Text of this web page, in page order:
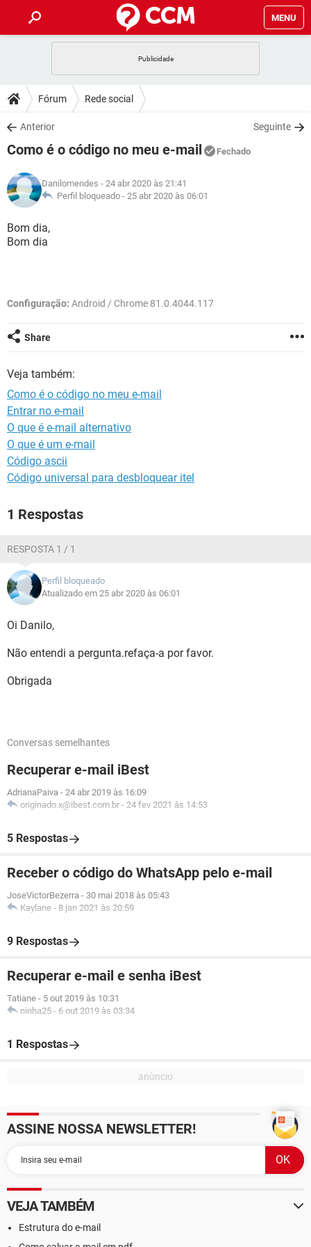
MENU
CELULAR
OUTLOOK
INSTAGRAM GMAIL
GUIA DE COMPRAS
DICAS
JOGOS
INSTAGRAM GMAIL
GUIA DE COMPRAS
DOWNLOADS
JOGOS WHATSAPP
CELULAR
OUTLOOK EXCEL
INSTAGRAM
GUIA DE COMPRAS
JOGOS WHATSAPP
CELULAR
OUTLOOK
GLOSSÁRIO
JOGOS
CELULAR
Fórum Rede social
Anterior Seguinte
Como é o código no meu e-mail Fechado
Danilomendes - 24 abr 2020 às 21:41
Perfil bloqueado - 25 abr 2020 às 06:01
Bom dia,
Bom dia
Configuração: Android / Chrome 81.0.4044.117
Share
Veja também:
Como é o código no meu e-mail
Entrar no e-mail
O que é e-mail alternativo
O que é um e-mail
Código ascii
Código universal para desbloquear itel
1 Respostas
RESPOSTA 1 / 1
Perfil bloqueado
Atualizado em 25 abr 2020 às 06:01
Oi Danilo,
Não entendi a pergunta.refaça-a por favor.
Obrigada
Conversas semelhantes
Recuperar e-mail iBest
AdrianaPaiva - 24 abr 2019 às 16:09
originado.x@ibest.com.br - 24 fev 2021 às 14:53
5 Respostas
Receber o código do WhatsApp pelo e-mail
JoseVictorBezerra - 30 mai 2018 às 05:43
Kaylane - 8 jan 2021 às 20:59
9 Respostas
Recuperar e-mail e senha iBest
Tatiane - 5 out 2019 às 10:31
ninha25 - 6 out 2019 às 03:34
1 Respostas
ASSINE NOSSA NEWSLETTER!
VEJA TAMBÉM
Estrutura do e-mail